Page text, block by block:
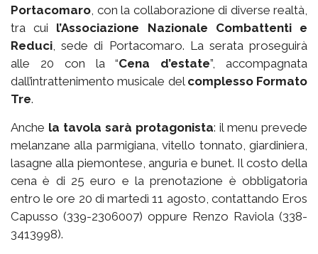
Portacomaro , con la collaborazione di diverse realtà,
tra cui l’Associazione Nazionale Combattenti e
Reduci , sede di Portacomaro. La serata proseguirà
alle 20 con la “Cena d’estate”, accompagnata
dall’intrattenimento musicale del complesso Formato
Tre.
Anche la tavola sarà protagonista: il menu prevede
melanzane alla parmigiana, vitello tonnato, giardiniera,
lasagne alla piemontese, anguria e bunet. Il costo della
cena è di 25 euro e la prenotazione è obbligatoria
entro le ore 20 di martedì 11 agosto, contattando Eros
Capusso (339-2306007) oppure Renzo Raviola (338-
3413998).